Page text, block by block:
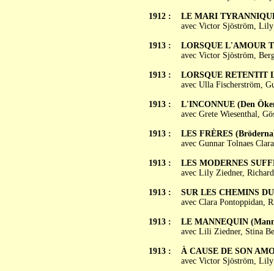
1912 :
1913 :
1913 :
1913 :
1913 :
1913 :
1913 :
1913 :
1913 :
LE MARI
avec Victor Sjöström,
LORSQUE L'AMOUR
avec Victor Sjöström,
LORSQUE RETENTIT
avec Ulla Fischerström,
L'INCONNUE (Den
avec Grete Wiesenthal,
LES FRÈRES
avec Gunnar Tolnaes
LES MODERNES
avec Lily Ziedner,
SUR LES CHEMINS
avec Clara Pontoppidan,
LE MANNEQUIN
avec Lili Ziedner, Stina
À CAUSE DE SON
avec Victor Sjöström,